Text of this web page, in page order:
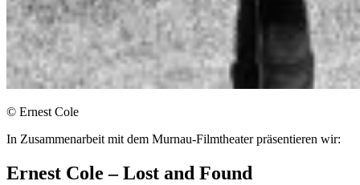
© Ernest Cole
In Zusammenarbeit mit dem Murnau-Filmtheater präsentieren wir:
Ernest Cole – Lost and Found